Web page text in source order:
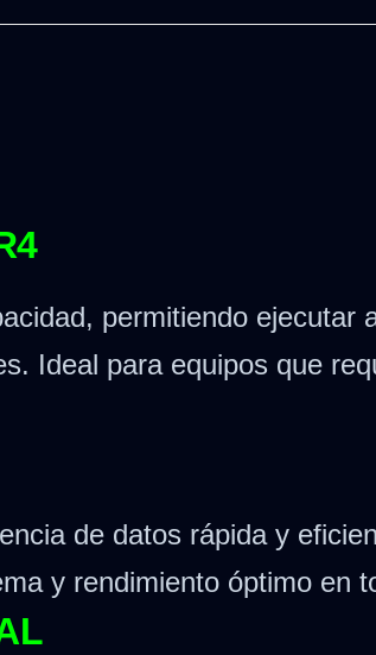
permitiendo ejecutar
Ideal para equipos que
de datos rápida y
y rendimiento óptimo en